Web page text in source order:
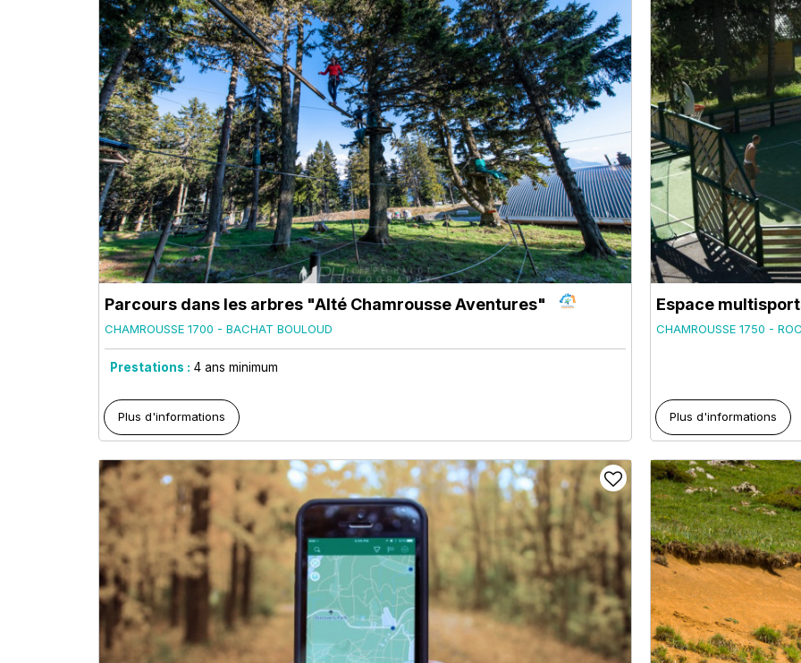
Parcours dans les arbres "Alté Chamrousse Aventures"
CHAMROUSSE 1700 - BACHAT BOULOUD
Prestations : 4 ans minimum
Plus d'informations
Espace
CHAMROUSSE 1750 -
Plus d'informations